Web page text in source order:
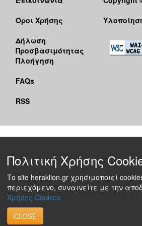
Όροι Χρήσης
Δήλωση
Προσβασιμότητας
Πλοήγηση
FAQs
RSS
Πολιτική Χρήσης
Το site heraklion.gr χρησιμοποιεί
περιεχόμενο, συναινείτε με την
Χρήσης Cookies
CLOSE